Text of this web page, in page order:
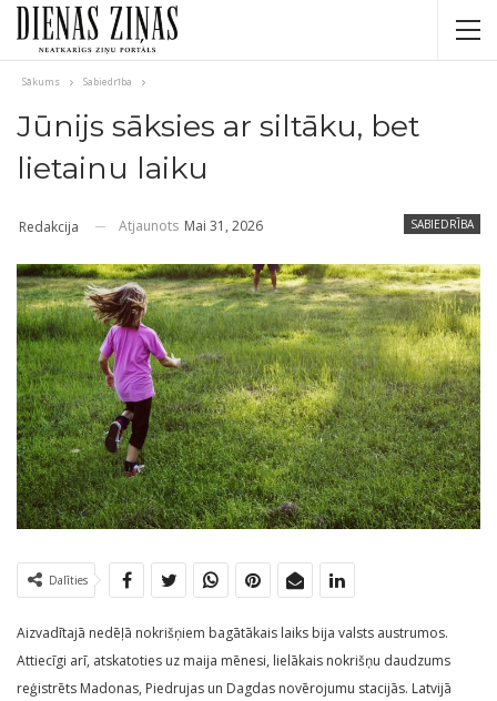
Sākums Sabiedrība
Jūnijs sāksies ar siltāku, bet
lietainu laiku
SABIEDRĪBA
Redakcija Atjaunots Mai 31, 2026
Dalīties
Aizvadītajā nedēļā nokrišņiem bagātākais laiks bija valsts austrumos.
Attiecīgi arī, atskatoties uz maija mēnesi, lielākais nokrišņu daudzums
reģistrēts Madonas, Piedrujas un Dagdas novērojumu stacijās. Latvijā